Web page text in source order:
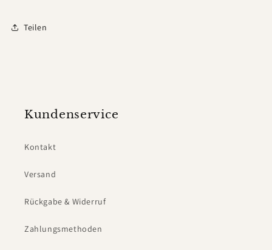
Teilen
Kundenservice
Kontakt
Versand
Rückgabe & Widerruf
Zahlungsmethoden